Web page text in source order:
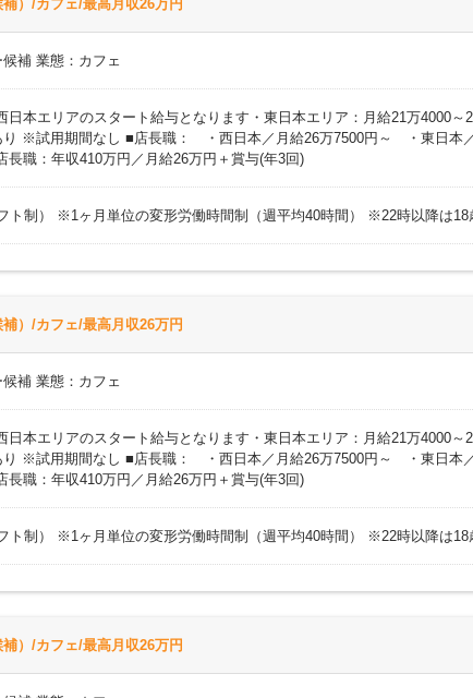
）/カフェ/最高月収26万円
補 業態：カフェ
本エリアのスタート給与となります・東日本エリア：月給21万4000
※試用期間なし ■店長職： ・西日本／月給26万7500円～ ・東日本
長職：年収410万円／月給26万円＋賞与(年3回)
ト制） ※1ヶ月単位の変形労働時間制（週平均40時間） ※22時以降は18
）/カフェ/最高月収26万円
補 業態：カフェ
本エリアのスタート給与となります・東日本エリア：月給21万4000
※試用期間なし ■店長職： ・西日本／月給26万7500円～ ・東日本
長職：年収410万円／月給26万円＋賞与(年3回)
ト制） ※1ヶ月単位の変形労働時間制（週平均40時間） ※22時以降は18
）/カフェ/最高月収26万円